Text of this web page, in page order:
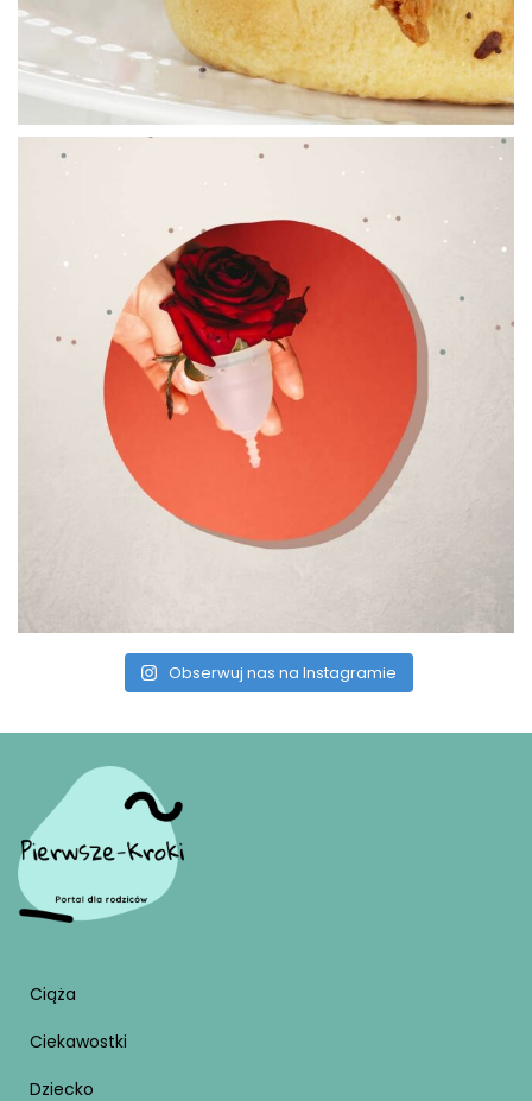
Obserwuj nas na Instagramie
Ciąża
Ciekawostki
Dziecko